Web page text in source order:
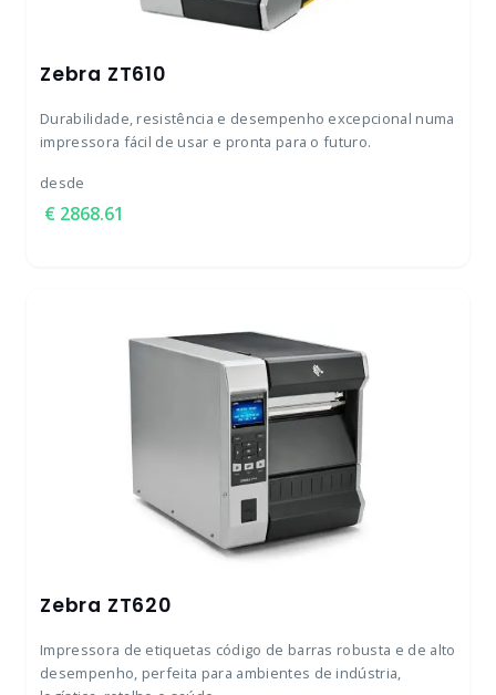
Zebra ZT610
Durabilidade, resistência e desempenho excepcional numa
impressora fácil de usar e pronta para o futuro.
desde
2868.61
Zebra ZT620
Impressora de etiquetas código de barras robusta e de alto
desempenho, perfeita para ambientes de indústria,